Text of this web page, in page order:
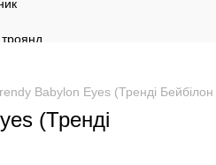
Babylon Eyes (Тренді
(Тренді